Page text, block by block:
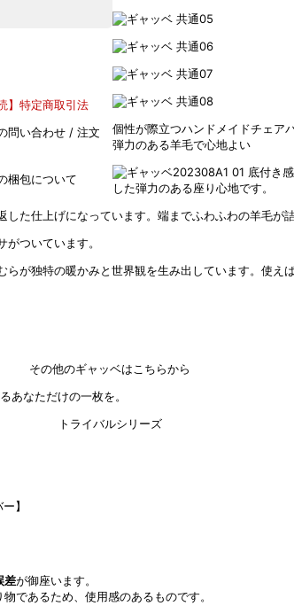
】特定商取引法
問い合わせ / 注文
梱包について
個性が際立つハンドメイドチェア
弾力のある羊毛で心地よい
底付き
した弾力のある座り心地です。
した仕上げになっています。端までふわふわの羊毛が詰
がついています。
らが独特の暖かみと世界観を生み出しています。使え
その他のギャッベはこちらから
あなただけの一枚を。
トライバルシリーズ
】
差が御座います。
であるため、使用感のあるものです。